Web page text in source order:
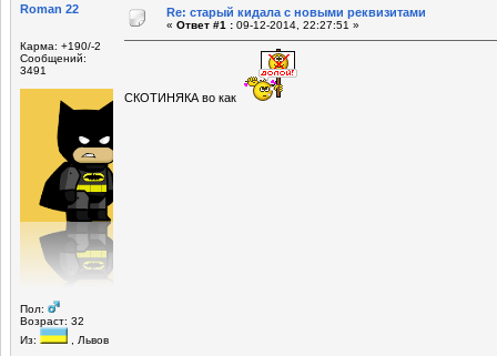
Roman 22
Карма: +190/-2
Сообщений:
3491
Пол:
Возраст: 32
Из:
, Львов
Re: старый кидала с новыми реквизитами
« Ответ #1 : 09-12-2014, 22:27:51 »
СКОТИНЯКА во как